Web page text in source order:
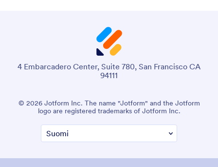
4 Embarcadero Center, Suite 780, San Francisco CA
94111
© 2026 Jotform Inc. The name "Jotform" and the Jotform
logo are registered trademarks of Jotform Inc.